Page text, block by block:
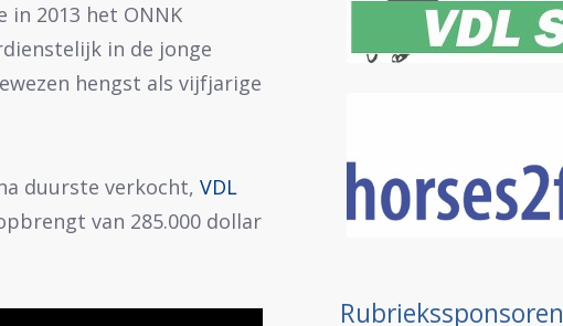
2013 het ONNK
in de jonge
hengst als vijfjarige
duurste verkocht,VDL
van 285.000 dollar
Rubriekssponsoren